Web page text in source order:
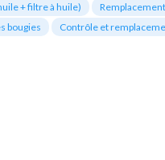
+ filtre à huile)
bougies
Contrôle et